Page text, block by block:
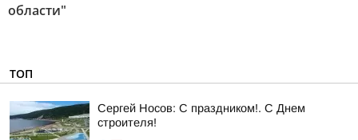
области"
ТОП
Сергей Носов: С праздником!. С Днем
строителя!